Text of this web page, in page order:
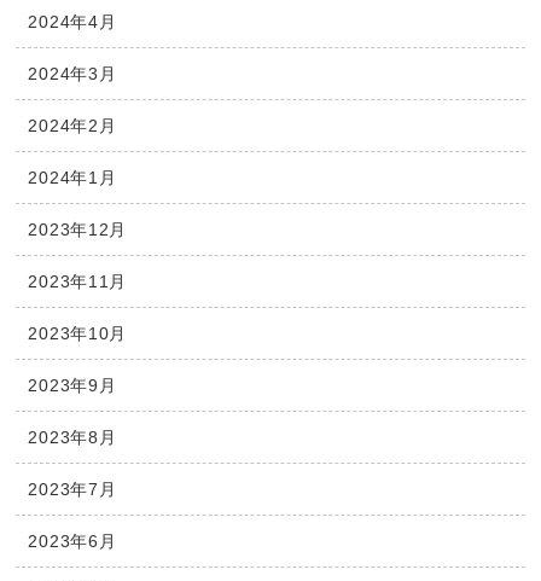
2024年4月
2024年3月
2024年2月
2024年1月
2023年12月
2023年11月
2023年10月
2023年9月
2023年8月
2023年7月
2023年6月